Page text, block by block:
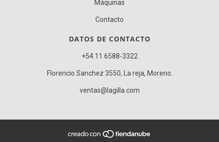
Máquinas
Contacto
DATOS DE CONTACTO
+54 11 6588-3322
Florencio Sanchez 3550, La reja, Moreno.
ventas@lagilla.com